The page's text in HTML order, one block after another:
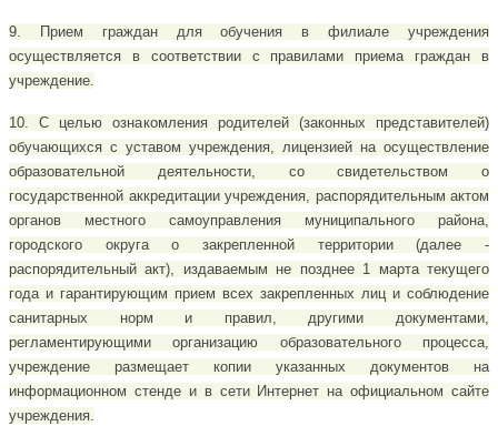
9. Прием граждан для обучения в филиале учреждения
осуществляется в соответствии с правилами приема граждан в
учреждение.
10. С целью ознакомления родителей (законных представителей)
обучающихся с уставом учреждения, лицензией на осуществление
образовательной деятельности, со свидетельством о
государственной аккредитации учреждения, распорядительным актом
органов местного самоуправления муниципального района,
городского округа о закрепленной территории (далее -
распорядительный акт), издаваемым не позднее 1 марта текущего
года и гарантирующим прием всех закрепленных лиц и соблюдение
санитарных норм и правил, другими документами,
регламентирующими организацию образовательного процесса,
учреждение размещает копии указанных документов на
информационном стенде и в сети Интернет на официальном сайте
учреждения.